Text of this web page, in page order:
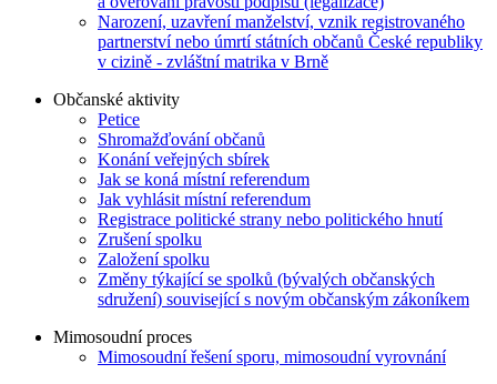
Narození, uzavření manželství, vznik registrovaného
partnerství nebo úmrtí státních občanů České republiky
v cizině - zvláštní matrika v Brně
Občanské aktivity
Petice
Shromažďování občanů
Konání veřejných sbírek
Jak se koná místní referendum
Jak vyhlásit místní referendum
Registrace politické strany nebo politického hnutí
Zrušení spolku
Založení spolku
Změny týkající se spolků (bývalých občanských
sdružení) související s novým občanským zákoníkem
Mimosoudní proces
Mimosoudní řešení sporu, mimosoudní vyrovnání